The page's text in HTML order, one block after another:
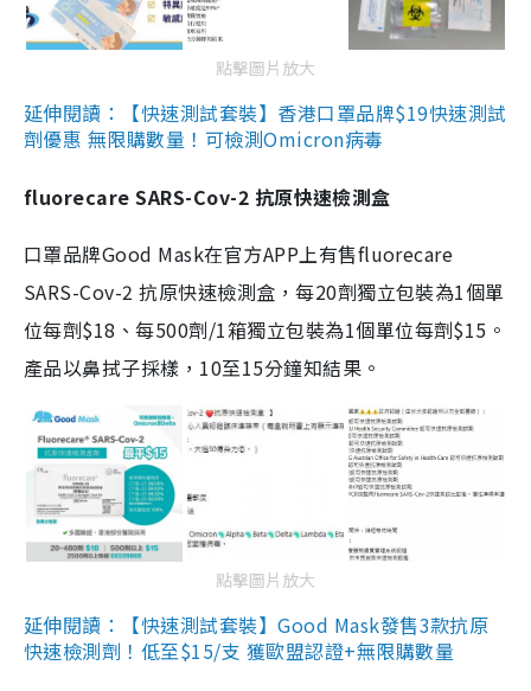
點擊圖片放大
延伸閱讀：【快速測試套裝】香港口罩品牌$19快速測試
劑優惠 無限購數量！可檢測Omicron病毒
fluorecare SARS-Cov-2 抗原快速檢測盒
口罩品牌Good Mask在官方APP上有售fluorecare
SARS-Cov-2 抗原快速檢測盒，每20劑獨立包裝為1個單
位每劑$18、每500劑/1箱獨立包裝為1個單位每劑$15。
產品以鼻拭子採樣，10至15分鐘知結果。
點擊圖片放大
延伸閱讀：【快速測試套裝】Good Mask發售3款抗原
快速檢測劑！低至$15/支 獲歐盟認證+無限購數量